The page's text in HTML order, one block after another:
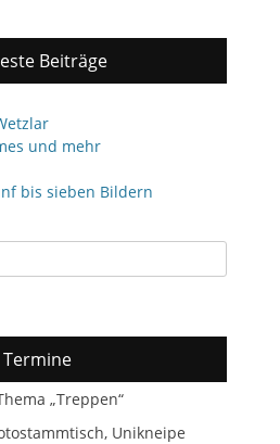
Beiträge
und mehr
bis sieben Bildern
Termine
„Treppen“
Unikneipe